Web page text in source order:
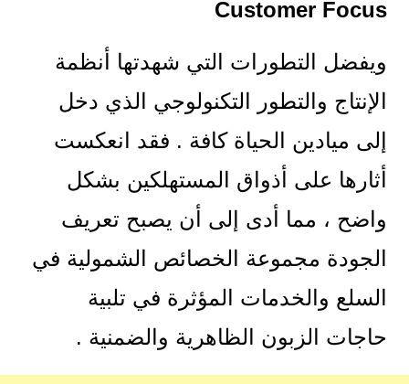
Customer Focus
ويفضل التطورات التي شهدتها أنظمة
الإنتاج والتطور التكنولوجي الذي دخل
إلى ميادين الحياة كافة . فقد انعكست
أثارها على أذواق المستهلكين بشكل
واضح ، مما أدى إلى أن يصبح تعريف
الجودة مجموعة الخصائص الشمولية في
السلع والخدمات المؤثرة في تلبية
حاجات الزبون الظاهرية والضمنية .